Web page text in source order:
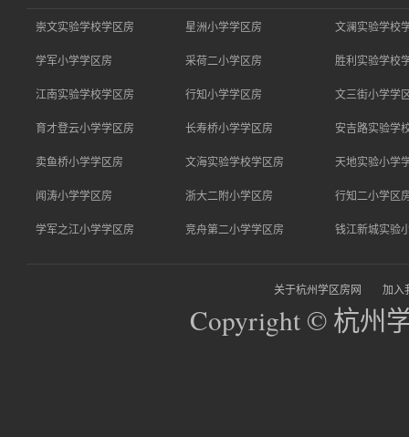
崇文实验学校学区房 星洲小学学区房 文澜实验学校
学军小学学区房 采荷二小学区房 胜利实验学校
江南实验学校学区房 行知小学学区房 文三街小学学
育才登云小学学区房 长寿桥小学学区房 安吉路实验学
卖鱼桥小学学区房 文海实验学校学区房 天地实验小学
闻涛小学学区房 浙大二附小学区房 行知二小学区
学军之江小学学区房 竞舟第二小学学区房 钱江新城实验
关于杭州学区房网 加入
Copyright © 杭州